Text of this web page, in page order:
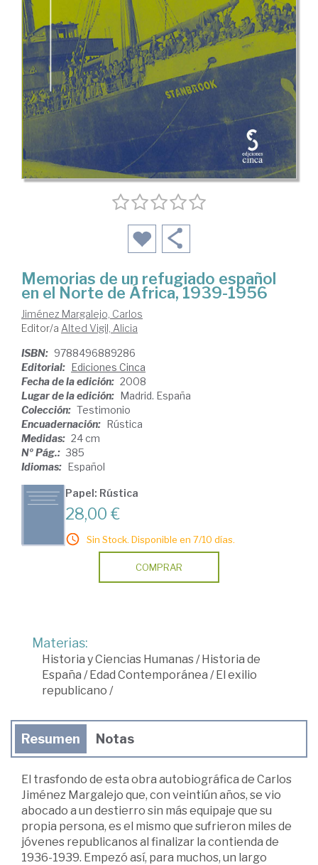
Memorias de un refugiado español
en el Norte de África, 1939-1956
Jiménez Margalejo, Carlos
Editor/a Alted Vigil, Alicia
ISBN: 9788496889286
Editorial: Ediciones Cinca
Fecha de la edición: 2008
Lugar de la edición: Madrid. España
Colección: Testimonio
Encuadernación: Rústica
Medidas: 24 cm
Nº Pág.: 385
Idiomas: Español
Papel: Rústica
28,00 €
Sin Stock. Disponible en 7/10 días.
COMPRAR
Materias:
Historia y Ciencias Humanas/Historia de
España /Edad Contemporánea /El exilio
republicano /
Resumen Notas
El trasfondo de esta obra autobiográfica de Carlos
Jiménez Margalejo que, con veintiún años, se vio
abocado a un destierro sin más equipaje que su
propia persona, es el mismo que sufrieron miles de
jóvenes republicanos al finalizar la contienda de
1936-1939. Empezó así, para muchos, un largo